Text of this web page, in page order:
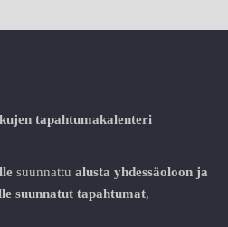
tapahtumakalenteri
suunnattu alusta yhdessäoloon ja
suunnatut tapahtumat,